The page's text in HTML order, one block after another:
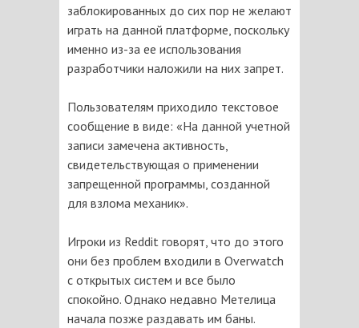
заблокированных до сих пор не желают
играть на данной платформе, поскольку
именно из-за ее использования
разработчики наложили на них запрет.
Пользователям приходило текстовое
сообщение в виде: «На данной учетной
записи замечена активность,
свидетельствующая о применении
запрещенной программы, созданной
для взлома механик».
Игроки из Reddit говорят, что до этого
они без проблем входили в Overwatch
с открытых систем и все было
спокойно. Однако недавно Метелица
начала позже раздавать им баны.